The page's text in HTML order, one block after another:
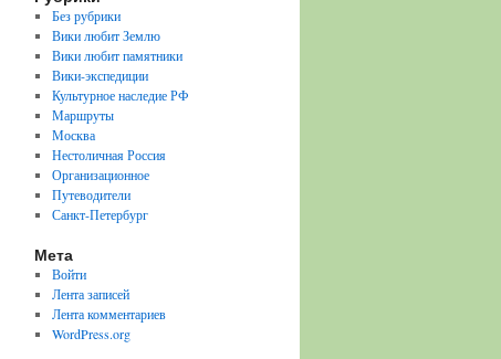
Без рубрики
Вики любит Землю
Вики любит памятники
Вики-экспедиции
Культурное наследие РФ
Маршруты
Москва
Нестоличная Россия
Организационное
Путеводители
Санкт-Петербург
Мета
Войти
Лента записей
Лента комментариев
WordPress.org